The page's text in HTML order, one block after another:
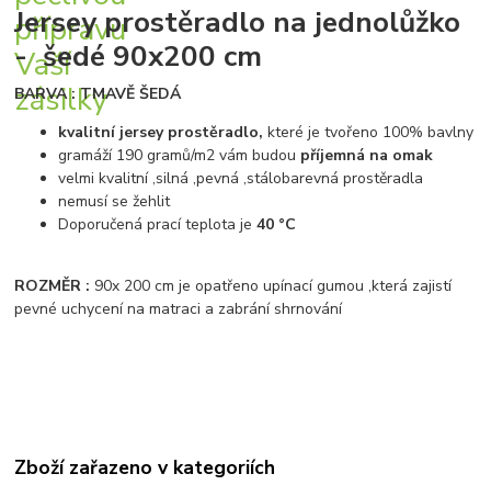
Jersey prostěradlo na jednolůžko
- šedé 90x200 cm
BARVA : TMAVĚ ŠEDÁ
kvalitní jersey prostěradlo,které je tvořeno 100% bavlny
gramáží 190 gramů/m2 vám budou příjemná na omak
velmi kvalitní ,silná ,pevná ,stálobarevná prostěradla
nemusí se žehlit
Doporučená prací teplota je40 °C
ROZMĚR : 90x 200 cm je opatřeno upínací gumou ,která zajistí
pevné uchycení na matraci a zabrání shrnování
Zboží zařazeno v kategoriích